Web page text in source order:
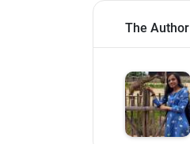
The Author